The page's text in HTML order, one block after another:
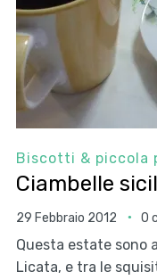
Biscotti & piccola
Ciambelle
29 Febbraio 2012 0
Questa estate sono
Licata, e tra le